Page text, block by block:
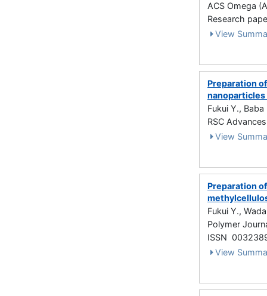
ACS Omega
Research
View
Preparation
nanoparticles
Fukui Y.,
RSC
View
Preparation
Fukui Y.,
Polymer
ISSN
View